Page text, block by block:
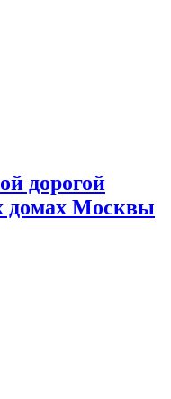
дорогой
домах Москвы